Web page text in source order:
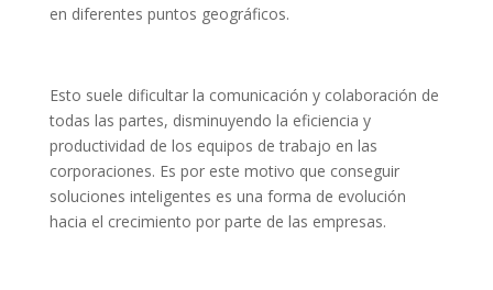
en diferentes puntos geográficos.
Esto suele dificultar la comunicación y colaboración de
todas las partes, disminuyendo la eficiencia y
productividad de los equipos de trabajo en las
corporaciones. Es por este motivo que conseguir
soluciones inteligentes es una forma de evolución
hacia el crecimiento por parte de las empresas.